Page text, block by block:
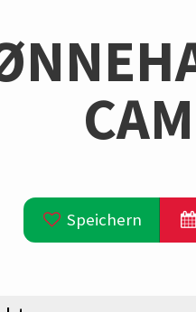
Speichern